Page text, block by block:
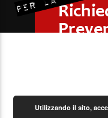
Utilizzando il sito,